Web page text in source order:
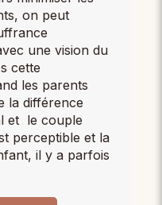
on peut
une vision du
cette
les parents
la différence
et le couple
perceptible et la
il y a parfois